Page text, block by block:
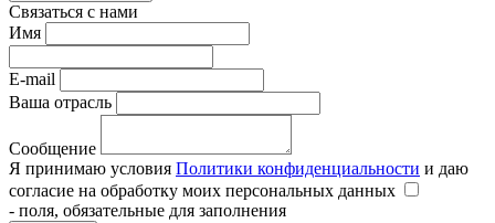
Связаться с нами
Имя
E-mail
Ваша отрасль
Сообщение
Я принимаю условия Политики конфиденциальности и даю
согласие на обработку моих персональных данных
- поля, обязательные для заполнения